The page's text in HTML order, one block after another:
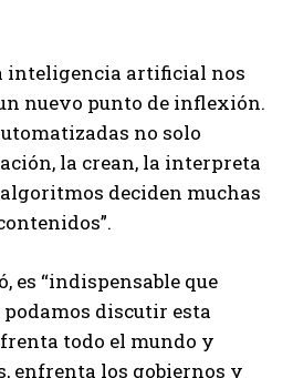
inteligencia artificial nos
nuevo punto de inflexión.
no solo
la crean, la interpreta
deciden muchas
es “indispensable que
discutir esta
todo el mundo y
enfrenta los gobiernos y